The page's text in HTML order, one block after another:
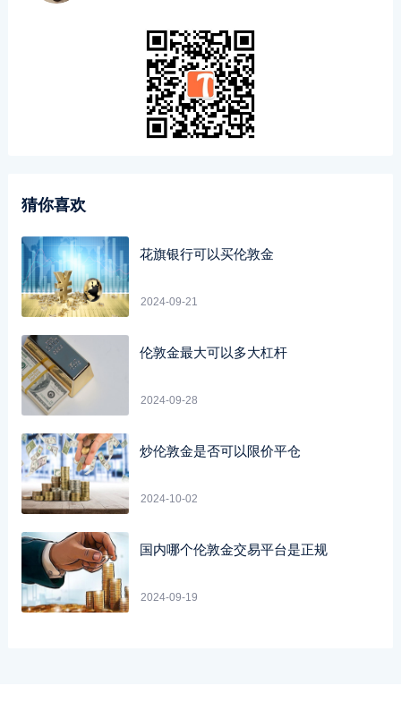
猜你喜欢
花旗银行可以买伦敦金
2024-09-21
伦敦金最大可以多大杠杆
2024-09-28
炒伦敦金是否可以限价平仓
2024-10-02
国内哪个伦敦金交易平台是正规
2024-09-19